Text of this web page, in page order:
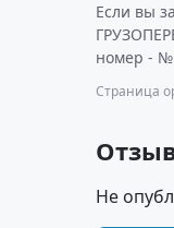
Если вы
номер - №
Страница
Не